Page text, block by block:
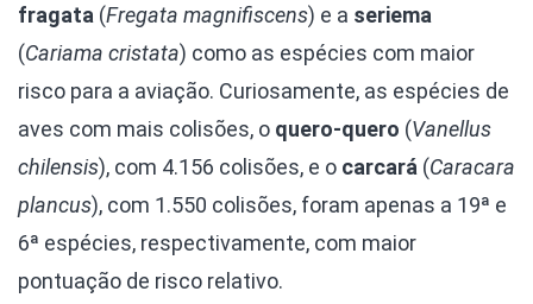
fragata (Fregata magnifiscens) e a seriema
(Cariama cristata) como as espécies com maior
risco para a aviação. Curiosamente, as espécies de
aves com mais colisões, o quero-quero (Vanellus
chilensis), com 4.156 colisões, e o carcará (Caracara
plancus), com 1.550 colisões, foram apenas a 19ª e
6ª espécies, respectivamente, com maior
pontuação de risco relativo.